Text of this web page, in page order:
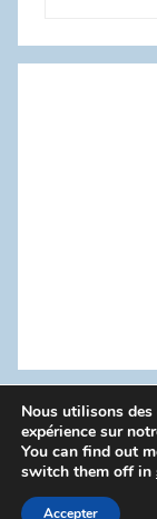
:
Politique de
Nous utilisons
expérience sur
You can find out
switch them off in
Accepter